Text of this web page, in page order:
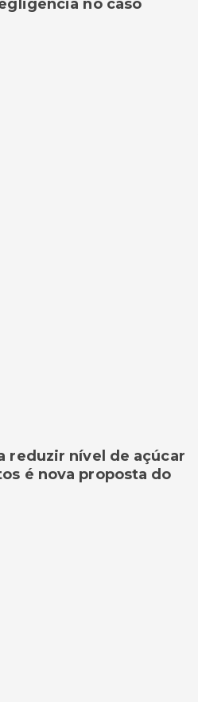
no caso
reduzir nível de açúcar
é nova proposta do